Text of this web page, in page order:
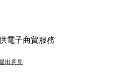
電子商貿服務
出意見